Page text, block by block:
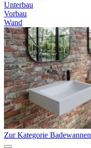
Unterbau
Vorbau
Wand
Zur Kategorie Badewannen